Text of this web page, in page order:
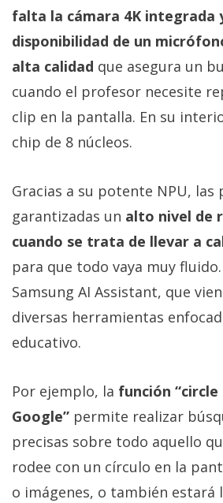
falta la cámara 4K integrada
disponibilidad de un
alta calidad que asegura un
cuando el profesor necesite
clip en la pantalla. En su
chip de 8 núcleos.
Gracias a su potente NPU, las
garantizadas un alto nivel de
cuando se trata de llevar a
para que todo vaya muy
Samsung AI Assistant, que
diversas herramientas
educativo.
Por ejemplo, la función
Google” permite realizar
precisas sobre todo aquello
rodee con un círculo en la
o imágenes, o también estará